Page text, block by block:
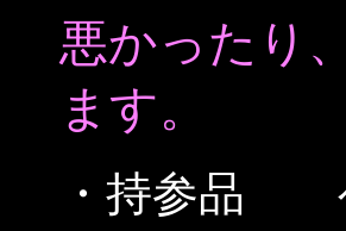
悪かったり
ます。
・持参品